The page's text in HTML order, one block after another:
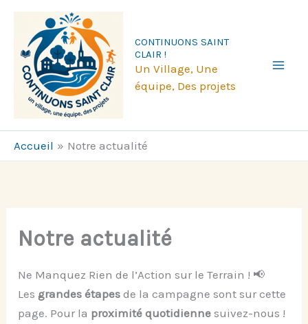
contenu
CONTINUONS SAINT
CLAIR !
Un Village, Une
équipe, Des projets
Accueil Notre actualité
Notre actualité
Ne Manquez Rien de l’Action sur le Terrain ! 📢
Les grandes étapes de la campagne sont sur cette
page. Pour la proximité quotidienne suivez-nous !